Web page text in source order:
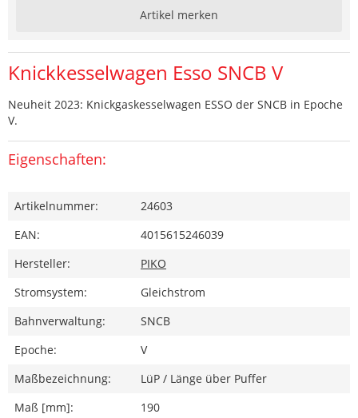
Artikel merken
Knickkesselwagen Esso SNCB V
Neuheit 2023: Knickgaskesselwagen ESSO der SNCB in Epoche
V.
Eigenschaften:
Artikelnummer:
24603
EAN:
4015615246039
Hersteller:
PIKO
Stromsystem:
Gleichstrom
Bahnverwaltung:
SNCB
Epoche:
V
Maßbezeichnung:
LüP / Länge über Puffer
Maß [mm]:
190